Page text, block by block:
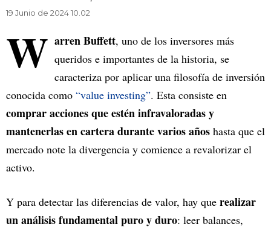
19 Junio de 2024 10.02
W arren Buffett, uno de los inversores más
queridos e importantes de la historia, se
caracteriza por aplicar una filosofía de inversión
conocida como “value investing”. Esta consiste en
comprar acciones que estén infravaloradas y
mantenerlas en cartera durante varios años hasta que el
mercado note la divergencia y comience a revalorizar el
activo.
Y para detectar las diferencias de valor, hay que realizar
un análisis fundamental puro y duro: leer balances,